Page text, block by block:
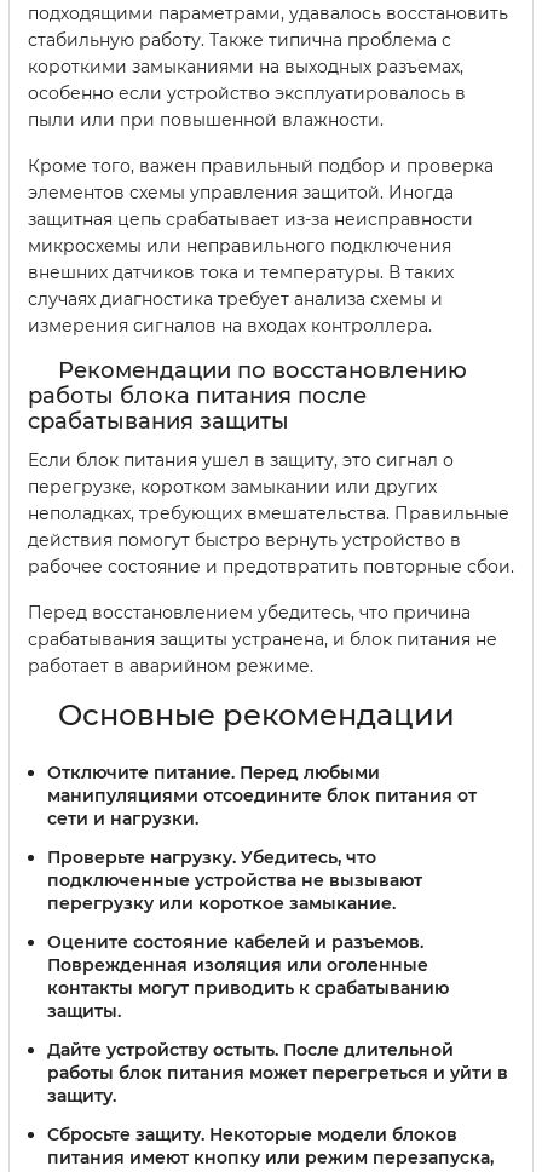
подходящими параметрами, удавалось восстановить
стабильную работу. Также типична проблема с
короткими замыканиями на выходных разъемах,
особенно если устройство эксплуатировалось в
пыли или при повышенной влажности.
Кроме того, важен правильный подбор и проверка
элементов схемы управления защитой. Иногда
защитная цепь срабатывает из-за неисправности
микросхемы или неправильного подключения
внешних датчиков тока и температуры. В таких
случаях диагностика требует анализа схемы и
измерения сигналов на входах контроллера.
Рекомендации по восстановлению
работы блока питания после
срабатывания защиты
Если блок питания ушел в защиту, это сигнал о
перегрузке, коротком замыкании или других
неполадках, требующих вмешательства. Правильные
действия помогут быстро вернуть устройство в
рабочее состояние и предотвратить повторные сбои.
Перед восстановлением убедитесь, что причина
срабатывания защиты устранена, и блок питания не
работает в аварийном режиме.
Основные рекомендации
Отключите питание. Перед любыми
манипуляциями отсоедините блок питания от
сети и нагрузки.
Проверьте нагрузку. Убедитесь, что
подключенные устройства не вызывают
перегрузку или короткое замыкание.
Оцените состояние кабелей и разъемов.
Поврежденная изоляция или оголенные
контакты могут приводить к срабатыванию
защиты.
Дайте устройству остыть. После длительной
работы блок питания может перегреться и уйти в
защиту.
Сбросьте защиту. Некоторые модели блоков
питания имеют кнопку или режим перезапуска,